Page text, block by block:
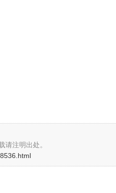
请注明出处。